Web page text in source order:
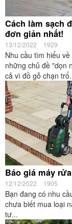
Cách làm sạch
đơn giản nhất!
13/12/2022 1929
Nhu cầu tìm hiểu
những chủ đề "dọn
cả vì đồ gỗ chạn
Báo giá máy
12/12/2022 1905
Bạn đang có nhu
chưa biết mua loại
tư...